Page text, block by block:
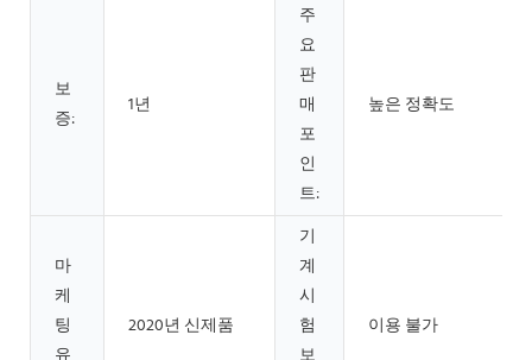
보
증:
1년
주
요
판
매
포
인
트:
높은 정확도
마
케
팅
2020년 신제품
기
계
시
험
이용 불가